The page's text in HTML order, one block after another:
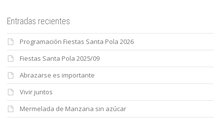
Entradas recientes
Programación Fiestas Santa Pola 2026
Fiestas Santa Pola 2025/09
Abrazarse es importante
Vivir juntos
Mermelada de Manzana sin azúcar